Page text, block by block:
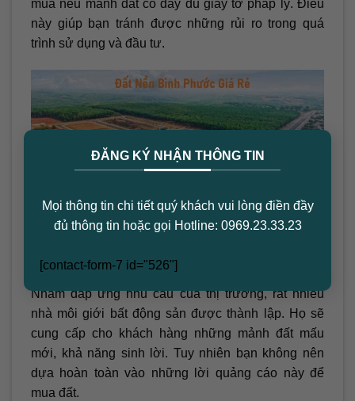
ĐĂNG KÝ NHẬN THÔNG TIN
Mọi thông tin chi tiết quý khách vui lòng điền đầy
đủ thông tin hoặc gọi Hotline: 0969.23.33.23
[contact-form-7 id="526"]
mua nếu mảnh đất có đầy đủ giấy tờ pháp lý. Điều
này giúp bạn tránh được những rủi ro trong quá
trình sử dụng và đầu tư.
Vấn đề pháp lý khi mua đất Bình Phước
Không Mua Theo Sự Đổ Động
Nhằm đáp ứng nhu cầu của thị trường, rất nhiều
nhà môi giới bất động sản được thành lập. Họ sẽ
cung cấp cho khách hàng những mảnh đất mấu
mới, khả năng sinh lời. Tuy nhiên bạn không nên
dựa hoàn toàn vào những lời quảng cáo này để
mua đất.